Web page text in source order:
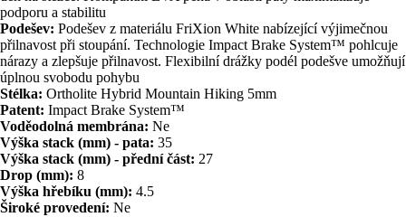
podporu a stabilitu
Podešev: Podešev z materiálu FriXion White nabízející výjimečnou
přilnavost při stoupání. Technologie Impact Brake System™ pohlcuje
nárazy a zlepšuje přilnavost. Flexibilní drážky podél podešve umožňují
úplnou svobodu pohybu
Stélka: Ortholite Hybrid Mountain Hiking 5mm
Patent: Impact Brake System™
Voděodolná membrána: Ne
Výška stack (mm) - pata: 35
Výška stack (mm) - přední část: 27
Drop (mm): 8
Výška hřebíku (mm): 4.5
Široké provedení: Ne